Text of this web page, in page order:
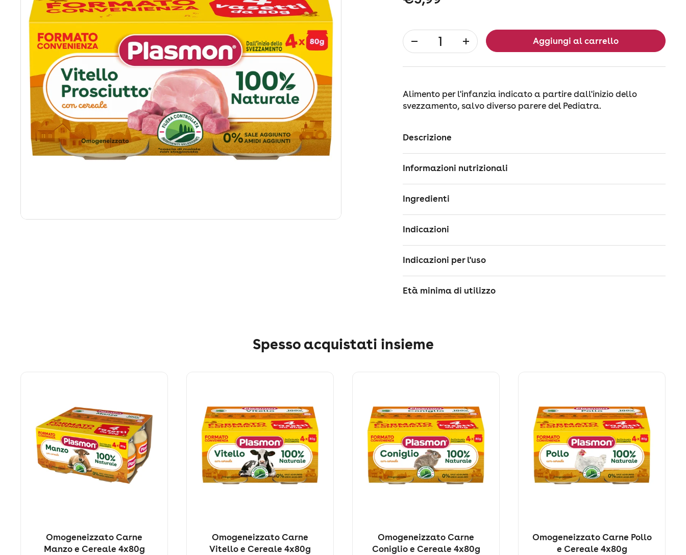
Quantità Aggiungi al carrello
Alimento per l'infanzia indicato a partire dall'inizio dello
svezzamento, salvo diverso parere del Pediatra.
Descrizione
Informazioni nutrizionali
Ingredienti
Indicazioni
Indicazioni per l'uso
Età minima di utilizzo
Spesso acquistati insieme
Omogeneizzato Carne
Manzo e Cereale 4x80g
Omogeneizzato Carne
Vitello e Cereale 4x80g
Omogeneizzato Carne
Coniglio e Cereale 4x80g
Omogeneizzato Carne Pollo
e Cereale 4x80g